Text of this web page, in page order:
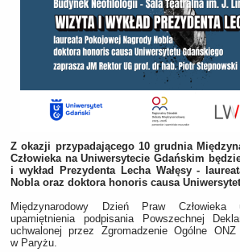
Z okazji przypadającego 10 grudnia
Człowieka na Uniwersytecie Gdańskim
i wykład Prezydenta Lecha Wałęsy -
Nobla oraz doktora honoris causa
Międzynarodowy Dzień Praw
upamiętnienia podpisania Powszechnej
uchwalonej przez Zgromadzenie Ogólne
w Paryżu.